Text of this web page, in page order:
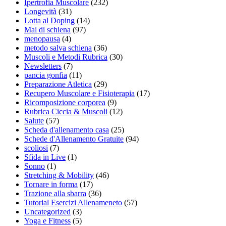
Ipertrofia Muscolare (232)
Longevità (31)
Lotta al Doping (14)
Mal di schiena (97)
menopausa (4)
metodo salva schiena (36)
Muscoli e Metodi Rubrica (30)
Newsletters (7)
pancia gonfia (11)
Preparazione Atletica (29)
Recupero Muscolare e Fisioterapia (17)
Ricomposizione corporea (9)
Rubrica Ciccia & Muscoli (12)
Salute (57)
Scheda d'allenamento casa (25)
Schede d'Allenamento Gratuite (94)
scoliosi (7)
Sfida in Live (1)
Sonno (1)
Stretching & Mobility (46)
Tornare in forma (17)
Trazione alla sbarra (36)
Tutorial Esercizi Allenameneto (57)
Uncategorized (3)
Yoga e Fitness (5)